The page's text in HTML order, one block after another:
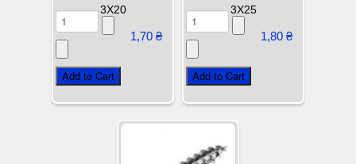
3Х20
1,70 ₴
3Х25
1,80 ₴